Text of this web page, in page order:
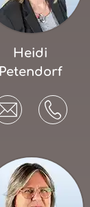
Heidi
Petendorf